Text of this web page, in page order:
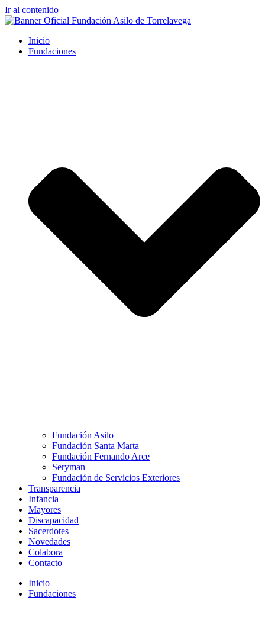
Ir al contenido
Inicio
Fundaciones
Fundación Asilo
Fundación Santa Marta
Fundación Fernando Arce
Seryman
Fundación de Servicios Exteriores
Transparencia
Infancia
Mayores
Discapacidad
Sacerdotes
Novedades
Colabora
Contacto
Inicio
Fundaciones